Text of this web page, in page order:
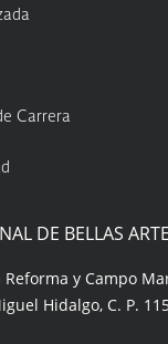
Carrera
DE BELLAS
y Campo
Hidalgo, C. P.